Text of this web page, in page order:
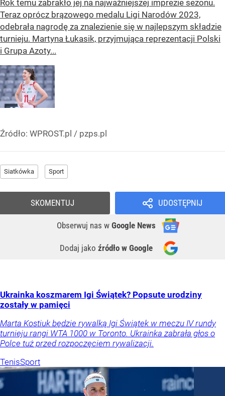
Rok temu zabrakło jej na najważniejszej imprezie sezonu.
Teraz oprócz brązowego medalu Ligi Narodów 2023,
odebrała nagrodę za znalezienie się w najlepszym składzie
turnieju. Martyna Łukasik, przyjmująca reprezentacji Polski
i Grupa Azoty...
Źródło: WPROST.pl / pzps.pl
Siatkówka Sport
UDOSTĘPNIJ
Obserwuj nas w Google News
Dodaj jako źródło w Google
SKOMENTUJ
Ukrainka koszmarem Igi Świątek? Popsute urodziny
zostały w pamięci
Marta Kostiuk będzie rywalką Igi Świątek w meczu IV rundy
turnieju rangi WTA 1000 w Toronto. Ukrainka zabrała głos o
Polce tuż przed rozpoczęciem rywalizacji.
TenisSport